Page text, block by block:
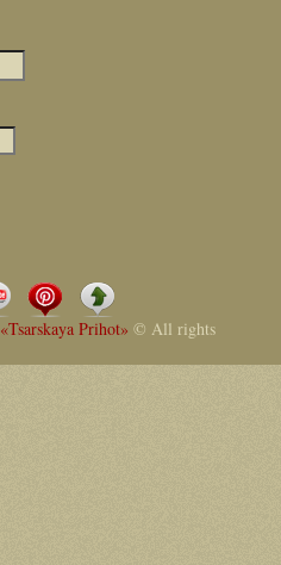
«Tsarskaya Prihot» © All rights